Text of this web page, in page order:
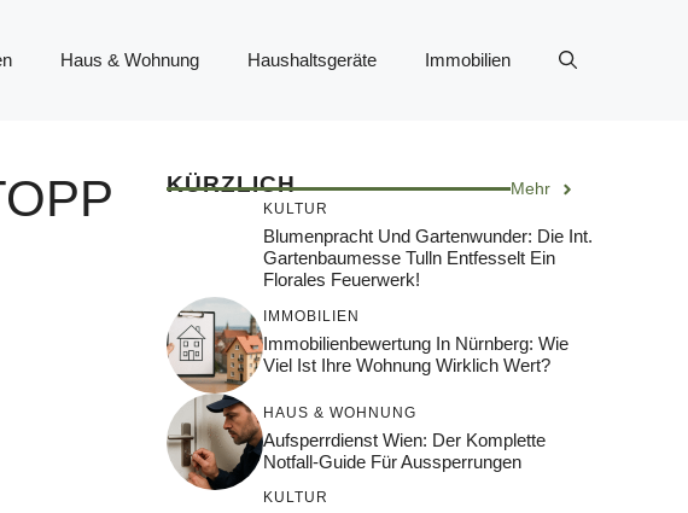
Haus & Wohnung Haushaltsgeräte Immobilien
KÜRZLICH Mehr
KULTUR
Blumenpracht Und Gartenwunder: Die Int.
Gartenbaumesse Tulln Entfesselt Ein
Florales Feuerwerk!
IMMOBILIEN
Immobilienbewertung In Nürnberg: Wie
Viel Ist Ihre Wohnung Wirklich Wert?
HAUS & WOHNUNG
Aufsperrdienst Wien: Der Komplette
Notfall-Guide Für Aussperrungen
KULTUR